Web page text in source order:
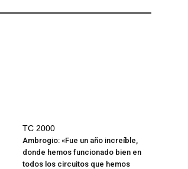
TC 2000
Ambrogio: «Fue un año increíble,
donde hemos funcionado bien en
todos los circuitos que hemos